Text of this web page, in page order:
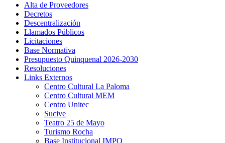
Alta de Proveedores
Decretos
Descentralización
Llamados Públicos
Licitaciones
Base Normativa
Presupuesto Quinquenal 2026-2030
Resoluciones
Links Externos
Centro Cultural La Paloma
Centro Cultural MEM
Centro Unitec
Sucive
Teatro 25 de Mayo
Turismo Rocha
Base Institucional IMPO